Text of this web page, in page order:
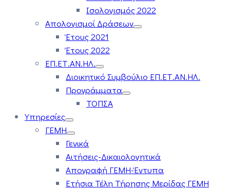
Ισολογισμός 2022
Απολογισμοί Δράσεων
Έτους 2021
Έτους 2022
ΕΠ.ΕΤ.ΑΝ.ΗΛ.
Διοικητικό Συμβούλιο ΕΠ.ΕΤ.ΑΝ.ΗΛ.
Προγράμματα
ΤΟΠΣΑ
Υπηρεσίες
ΓΕΜΗ
Γενικά
Αιτήσεις-Δικαιολογητικά
Απογραφή ΓΕΜΗ-Έντυπα
Ετήσια Τέλη Τήρησης Μερίδας ΓΕΜΗ